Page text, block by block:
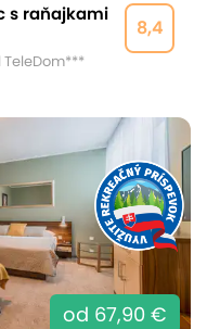
8,4
s raňajkami
od 67,90 €